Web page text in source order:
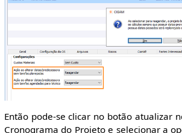
Então pode-se clicar no botão atualizar
Cronograma do Projeto e selecionar a